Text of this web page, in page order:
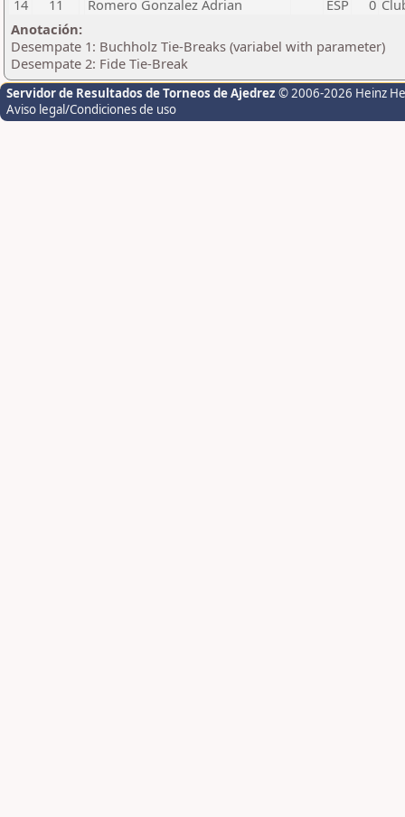
14
11 Romero Gonzalez Adrian ESP 0
Anotación:
Desempate 1: Buchholz Tie-Breaks (variabel with parameter)
Desempate 2: Fide Tie-Break
Servidor de Resultados de Torneos de Ajedrez © 2006-2026 Heinz
Aviso legal/Condiciones de uso